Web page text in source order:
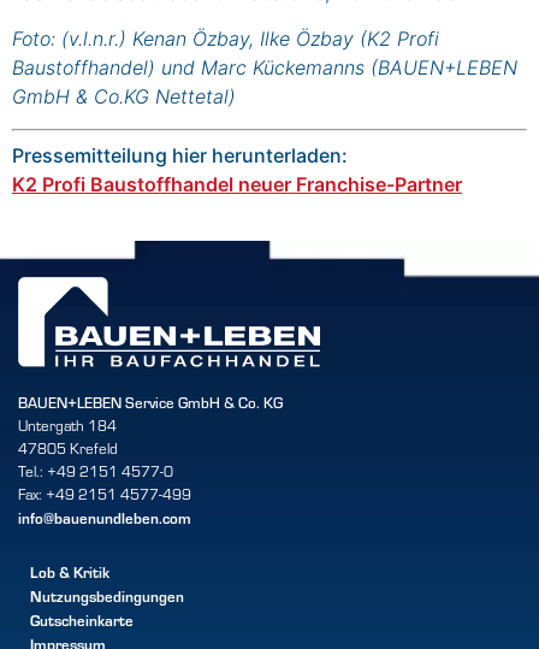
Foto: (v.l.n.r.) Kenan Özbay, Ilke Özbay (K2 Profi
Baustoffhandel) und Marc Kückemanns (BAUEN+LEBEN
GmbH & Co.KG Nettetal)
Pressemitteilung hier herunterladen:
K2 Profi Baustoffhandel neuer Franchise-Partner
BAUEN+LEBEN Service GmbH & Co. KG
Untergath 184
47805 Krefeld
Tel.: +49 2151 4577-0
Fax: +49 2151 4577-499
info@bauenundleben.com
Lob & Kritik
Nutzungsbedingungen
Gutscheinkarte
Impressum